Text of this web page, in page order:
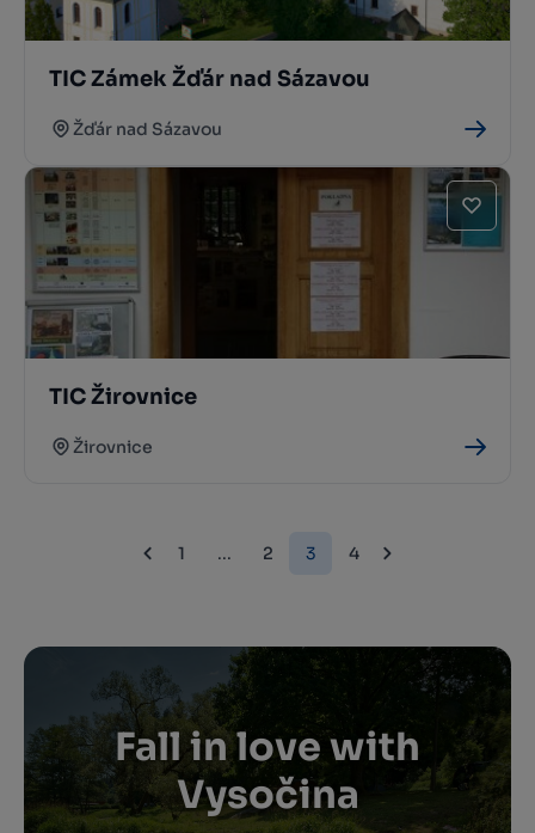
TIC Zámek Žďár nad Sázavou
Žďár nad Sázavou
TIC Žirovnice
Žirovnice
1 ... 2 3 4
Fall in love with
Vysočina